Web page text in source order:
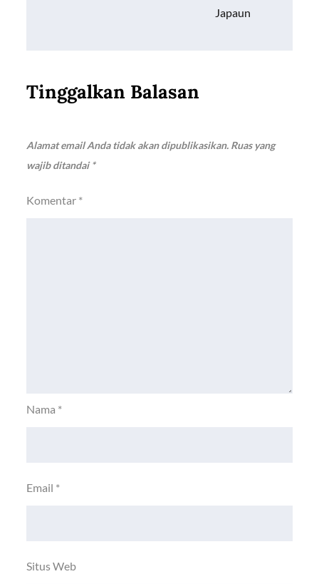
Japaun
Tinggalkan Balasan
Alamat email Anda tidak akan dipublikasikan. Ruas yang
wajib ditandai*
Komentar *
Nama *
Email *
Situs Web